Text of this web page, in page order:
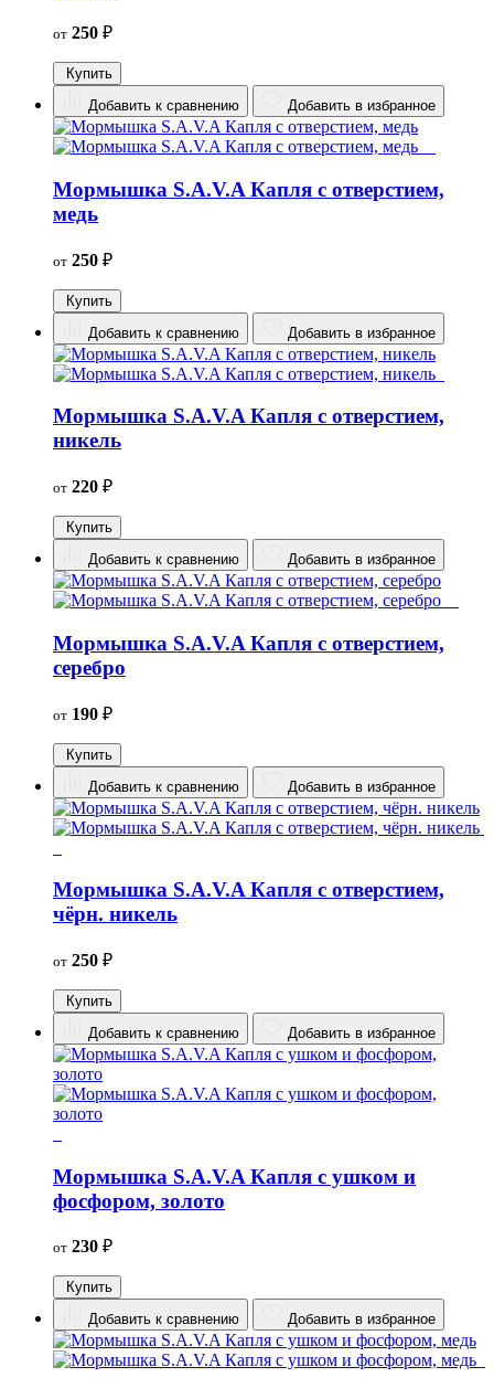
от 250 ₽
Купить
Добавить к сравнению
Добавить в избранное
Мормышка S.A.V.A Капля с отверстием,
медь
от 250 ₽
Купить
Добавить к сравнению
Добавить в избранное
Мормышка S.A.V.A Капля с отверстием,
никель
от 220 ₽
Купить
Добавить к сравнению
Добавить в избранное
Мормышка S.A.V.A Капля с отверстием,
серебро
от 190 ₽
Купить
Добавить к сравнению
Добавить в избранное
Мормышка S.A.V.A Капля с отверстием,
чёрн. никель
от 250 ₽
Купить
Добавить к сравнению
Добавить в избранное
Мормышка S.A.V.A Капля с ушком и
фосфором, золото
от 230 ₽
Купить
Добавить к сравнению
Добавить в избранное